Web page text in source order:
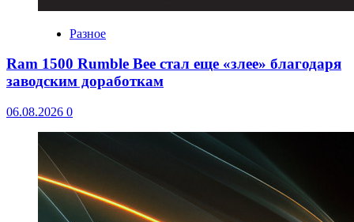
Разное
Ram 1500 Rumble Bee стал еще «злее» благодаря
заводским доработкам
06.08.2026 0